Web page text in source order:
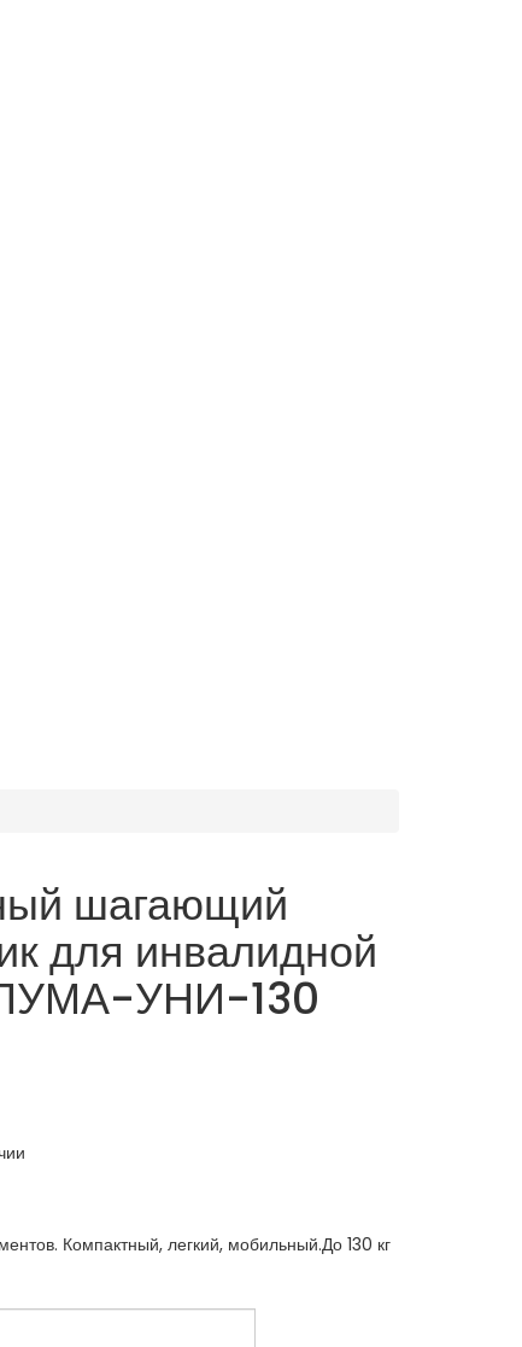
шагающий
для инвалидной
ПУМА-УНИ-130
Компактный, легкий, мобильный.До 130 кг